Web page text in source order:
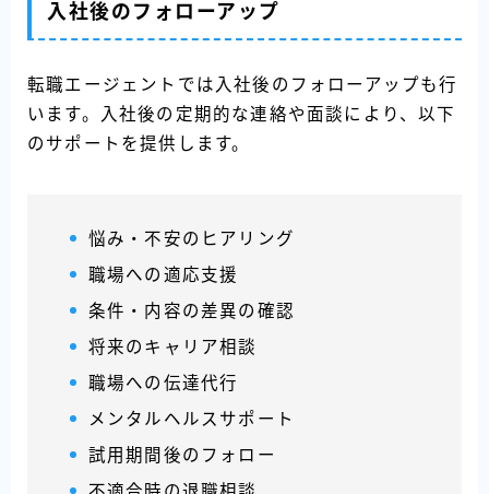
入社後のフォローアップ
転職エージェントでは入社後のフォローアップも行
います。入社後の定期的な連絡や面談により、以下
のサポートを提供します。
悩み・不安のヒアリング
職場への適応支援
条件・内容の差異の確認
将来のキャリア相談
職場への伝達代行
メンタルヘルスサポート
試用期間後のフォロー